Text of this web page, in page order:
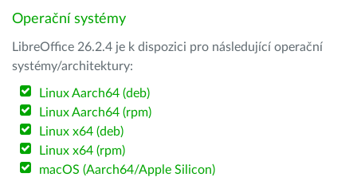
Operační systémy
LibreOffice 26.2.4 je k dispozici pro následující operační
systémy/architektury:
Linux Aarch64 (deb)
Linux Aarch64 (rpm)
Linux x64 (deb)
Linux x64 (rpm)
macOS (Aarch64/Apple Silicon)